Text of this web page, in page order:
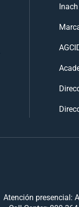
Inach
Atención presencial: